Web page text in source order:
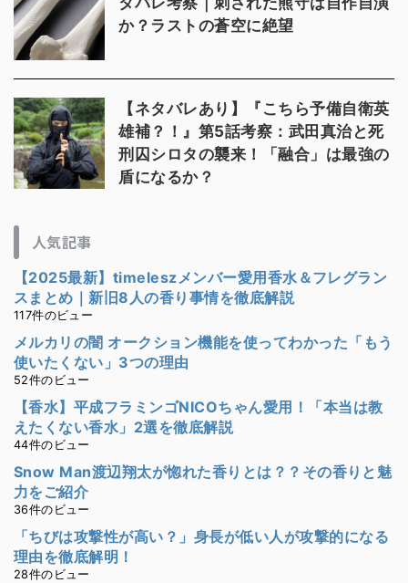
か？ラストの蒼空に絶望
【ネタバレあり】『こちら予備自衛英
雄補？！』第5話考察：武田真治と死
刑囚シロタの襲来！「融合」は最強の
盾になるか？
人気記事
【2025最新】timeleszメンバー愛用香水＆フレグラン
スまとめ｜新旧8人の香り事情を徹底解説
117件のビュー
メルカリの闇 オークション機能を使ってわかった「もう
使いたくない」3つの理由
52件のビュー
【香水】平成フラミンゴNICOちゃん愛用！「本当は教
えたくない香水」2選を徹底解説
44件のビュー
Snow Man渡辺翔太が惚れた香りとは？？その香りと魅
力をご紹介
36件のビュー
「ちびは攻撃性が高い？」身長が低い人が攻撃的になる
理由を徹底解明！
28件のビュー